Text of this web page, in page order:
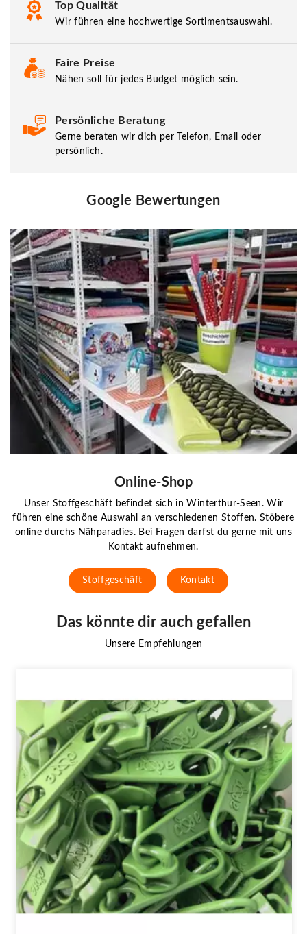
Top Qualität
Wir führen eine hochwertige Sortimentsauswahl.
Faire Preise
Nähen soll für jedes Budget möglich sein.
Persönliche Beratung
Gerne beraten wir dich per Telefon, Email oder
persönlich.
Google Bewertungen
Online-Shop
Unser Stoffgeschäft befindet sich in Winterthur-Seen. Wir
führen eine schöne Auswahl an verschiedenen Stoffen. Stöbere
online durchs Nähparadies. Bei Fragen darfst du gerne mit uns
Kontakt aufnehmen.
Stoffgeschäft Kontakt
Das könnte dir auch gefallen
Unsere Empfehlungen